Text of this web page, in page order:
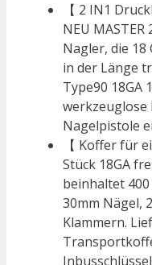
【 2 IN1
NEU
Nagler, die 18
in der Länge
Type90 18GA
werkzeuglose
Nagelpistole
【 Koffer für
Stück 18GA
beinhaltet 400
30mm Nägel,
Klammern.